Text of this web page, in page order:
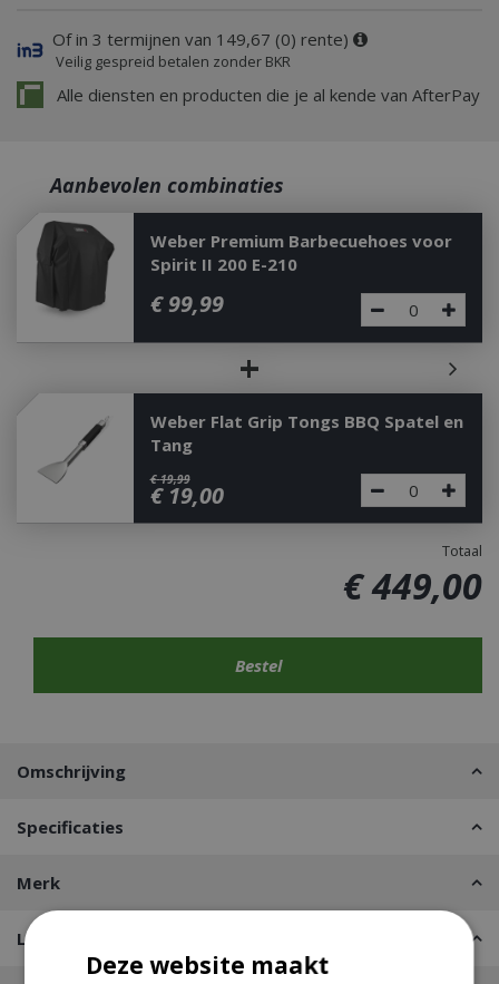
Of in 3 termijnen van 149,67 (0) rente)
Veilig gespreid betalen zonder BKR
Alle diensten en producten die je al kende van AfterPay
Aanbevolen combinaties
Weber Premium Barbecuehoes voor
Spirit II 200 E-210
€ 99,99
+
Weber Flat Grip Tongs BBQ Spatel en
Tang
€ 19,99
€ 19,00
Totaal
€449,00
Omschrijving
Specificaties
Merk
Leveren of Afhalen
Deze website maakt